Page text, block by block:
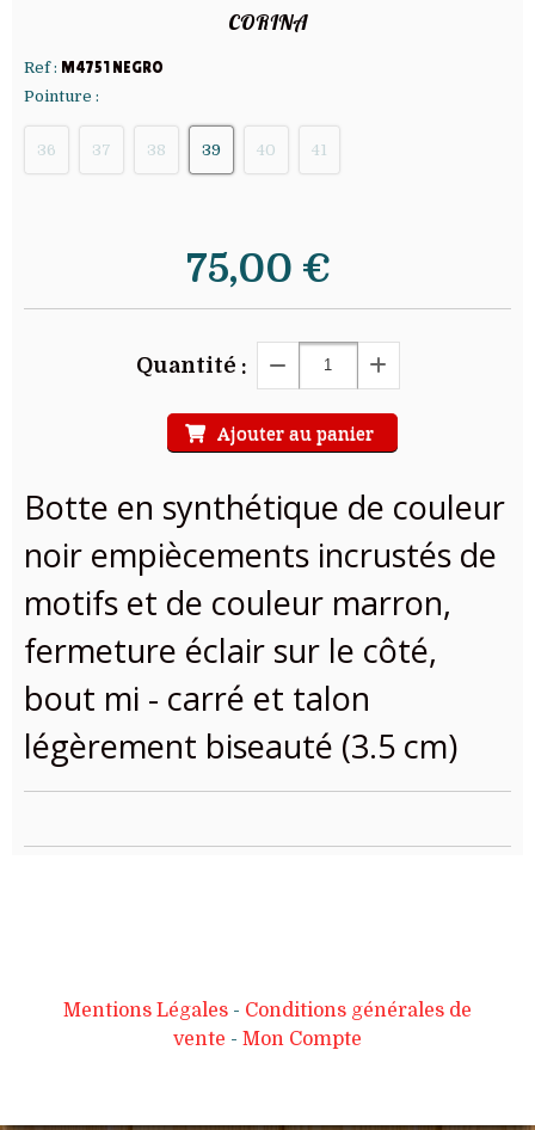
CORINA
Ref : M4751 NEGRO
Pointure :
36 37 38 39 40 41
75,00 €
Quantité :
Ajouter au panier
Botte en synthétique de couleur
noir empiècements incrustés de
motifs et de couleur marron,
fermeture éclair sur le côté,
bout mi - carré et talon
légèrement biseauté (3.5 cm)
Mentions Légales
Conditions générales de
vente
Mon Compte